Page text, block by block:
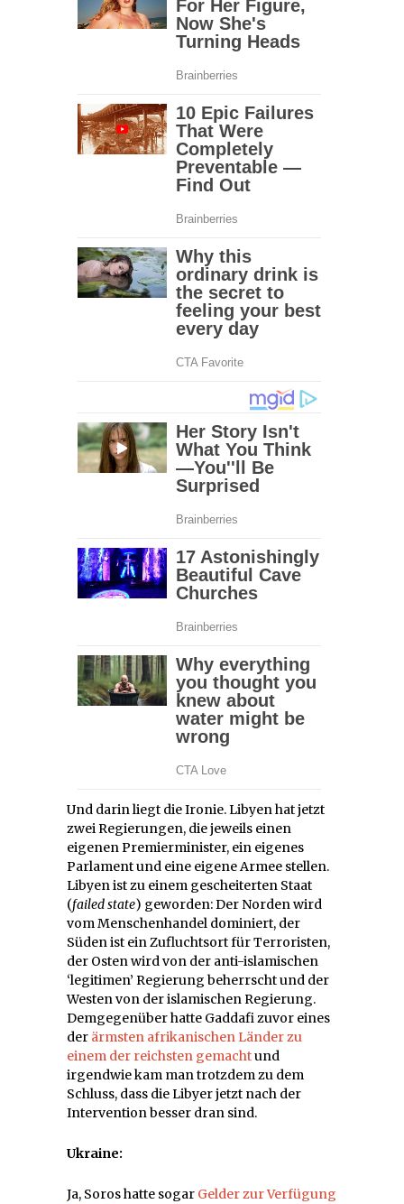
Und darin liegt die Ironie. Libyen hat jetzt
zwei Regierungen, die jeweils einen
eigenen Premierminister, ein eigenes
Parlament und eine eigene Armee stellen.
Libyen ist zu einem gescheiterten Staat
(failed state) geworden: Der Norden wird
vom Menschenhandel dominiert, der
Süden ist ein Zufluchtsort für Terroristen,
der Osten wird von der anti-islamischen
‘legitimen’ Regierung beherrscht und der
Westen von der islamischen Regierung.
Demgegenüber hatte Gaddafi zuvor eines
der ärmsten afrikanischen Länder zu
einem der reichsten gemachtund
irgendwie kam man trotzdem zu dem
Schluss, dass die Libyer jetzt nach der
Intervention besser dran sind.
Ukraine:
Ja, Soros hatte sogar Gelder zur Verfügung